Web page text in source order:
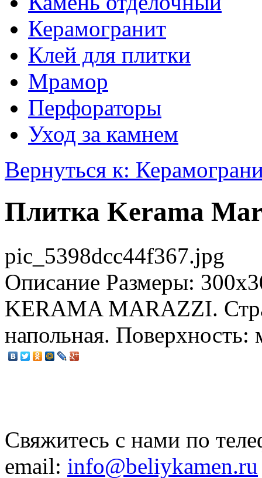
Керамогранит
Клей для плитки
Мрамор
Перфораторы
Уход за камнем
Вернуться к:
Плитка Kerama
pic_5398dcc44f367.jpg
Описание Размеры:
KERAMA MARAZZI.
напольная. Поверхность:
Свяжитесь с нами по
email: info@beliykamen.ru